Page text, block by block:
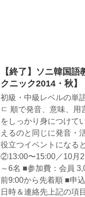
【終了】ソニ韓国
クニック2014・秋】
初級・中級レベルの単
ㄷ 順で発音、意味、
をしっかり身につけて
えるのと同じに発音・
役立つイベントになる
②13:00〜15:00／10月
～6名 ■参加費：会員
前9:00から先着順 ■申
日時＆連絡先上記の項